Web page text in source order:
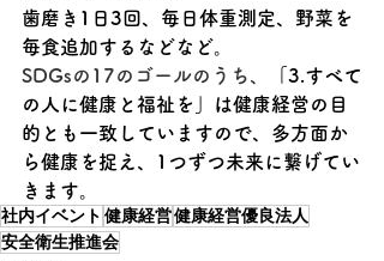
歯磨き1日3回、毎日体重測定、野菜を
毎食追加するなどなど。
SDGsの17のゴールのうち、
「3.すべて
の人に健康と福祉を」は健康経営の目
的とも一致していますので、多方面か
ら健康を捉え、1つずつ未来に繋げてい
きます。
社内イベント 健康経営健康経営優良法人
安全衛生推進会